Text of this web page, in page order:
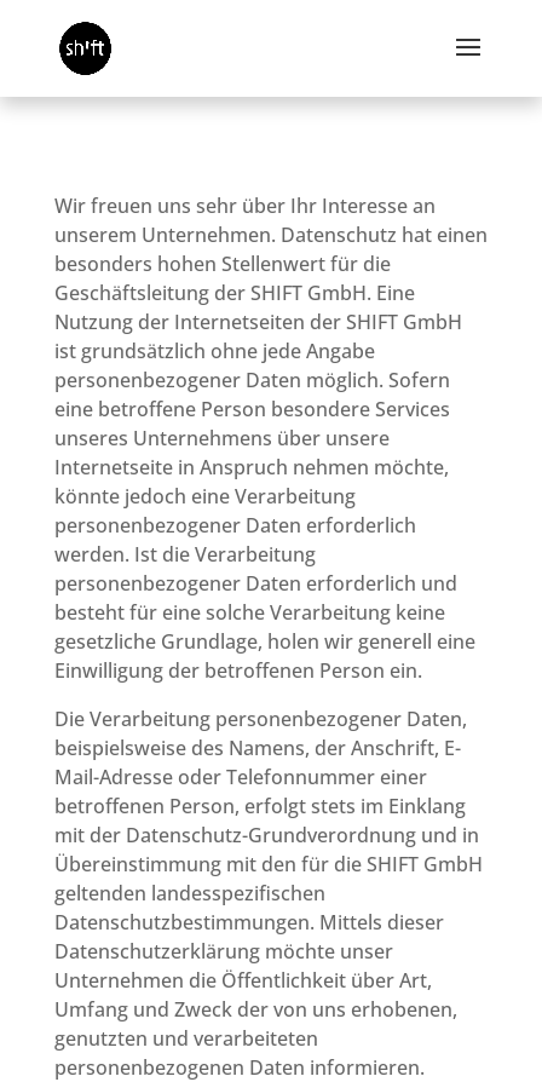
Wir freuen uns sehr über Ihr Interesse an
unserem Unternehmen. Datenschutz hat einen
besonders hohen Stellenwert für die
Geschäftsleitung der SHIFT GmbH. Eine
Nutzung der Internetseiten der SHIFT GmbH
ist grundsätzlich ohne jede Angabe
personenbezogener Daten möglich. Sofern
eine betroffene Person besondere Services
unseres Unternehmens über unsere
Internetseite in Anspruch nehmen möchte,
könnte jedoch eine Verarbeitung
personenbezogener Daten erforderlich
werden. Ist die Verarbeitung
personenbezogener Daten erforderlich und
besteht für eine solche Verarbeitung keine
gesetzliche Grundlage, holen wir generell eine
Einwilligung der betroffenen Person ein.
Die Verarbeitung personenbezogener Daten,
beispielsweise des Namens, der Anschrift, E-
Mail-Adresse oder Telefonnummer einer
betroffenen Person, erfolgt stets im Einklang
mit der Datenschutz-Grundverordnung und in
Übereinstimmung mit den für die SHIFT GmbH
geltenden landesspezifischen
Datenschutzbestimmungen. Mittels dieser
Datenschutzerklärung möchte unser
Unternehmen die Öffentlichkeit über Art,
Umfang und Zweck der von uns erhobenen,
genutzten und verarbeiteten
personenbezogenen Daten informieren.